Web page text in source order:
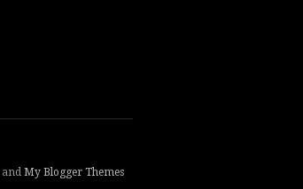
and My Blogger Themes